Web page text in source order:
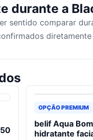
durante a
sentido comparar
diretamente
OPÇÃO PREMIUM
belif Aqua
hidratante